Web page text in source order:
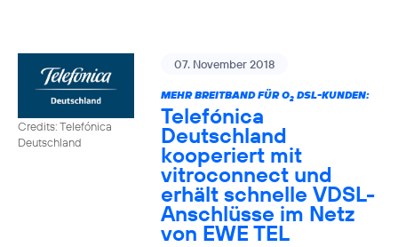
Credits: Telefónica
Deutschland
07. November 2018
MEHR BREITBAND FÜR O2DSL-KUNDEN:
Telefónica
Deutschland
kooperiert mit
vitroconnect und
erhält schnelle VDSL-
Anschlüsse im Netz
von EWE TEL